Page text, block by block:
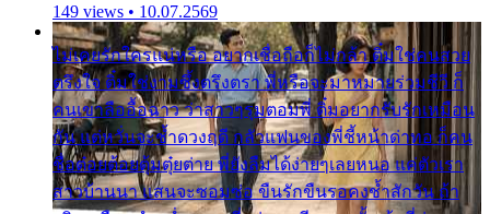
149 views • 10.07.2569
ไม่เคยรักใครแน่หรือ อยากเชื่อถือก็ไม่กล้า ติ๋มใช่คนสวย
ตรึงใจ ติ๋มใช่งามซึ้งตรึงตรา พี่หรือจะมาหมายร่วมชีวี ก็
คนเขาลืออื้อฉาว ว่าสาวๆรุมตอมพี่ ติ๋มอยากรับรักเหมือน
กัน แต่หวั่นจะช้ำดวงฤดี กลัวแฟนของพี่ชี้หน้าด่าทอ ก็คน
ชื่อต๋อยต้อยตุ้มตุ๋ยต่าย พี่ยังลืมได้ง่ายๆเลยหนอ แค่ตัวเรา
สาวบ้านนา แสนจะซอมซ่อ ขืนรักขืนรอคงช้ำสักวัน ถ้า